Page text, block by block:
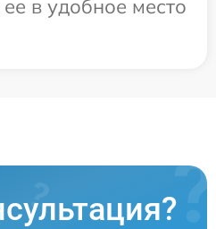
в удобное место